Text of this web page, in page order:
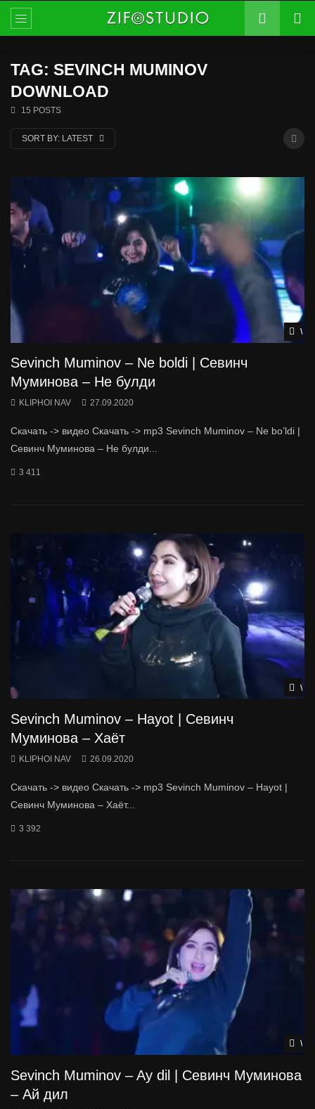
TAG: SEVINCH MUMINOV
DOWNLOAD
15 POSTS
SORT BY: LATEST
Sevinch Muminov – Ne boldi | Севинч
Муминова – Не булди
KLIPHOI NAV 27.09.2020
Скачать -> видео Скачать -> mp3 Sevinch Muminov – Ne bo’ldi |
Севинч Муминова – Не булди...
3 411
Sevinch Muminov – Hayot | Севинч
Муминова – Хаёт
KLIPHOI NAV 26.09.2020
Скачать -> видео Скачать -> mp3 Sevinch Muminov – Hayot |
Севинч Муминова – Хаёт...
3 392
Sevinch Muminov – Ay dil | Севинч Муминова
– Ай дил